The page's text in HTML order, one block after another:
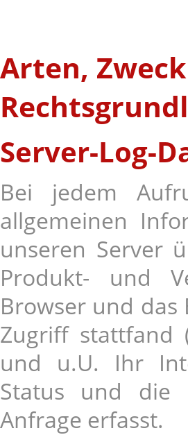
Arten,
Server-Log-
Bei jedem
allgemeinen
unseren Server
Produkt- und
Browser und
Zugriff stattfand
und u.U. Ihr
Status und die
Anfrage erfasst.